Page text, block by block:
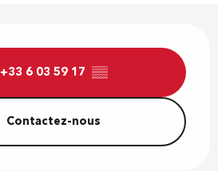
+33 6 03 59 17 ▒▒
Contactez-nous